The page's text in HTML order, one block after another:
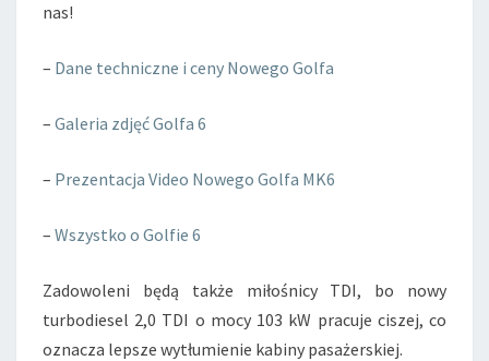
nas!
– Dane techniczne i ceny Nowego Golfa
– Galeria zdjęć Golfa 6
– Prezentacja Video Nowego Golfa MK6
– Wszystko o Golfie 6
Zadowoleni będą także miłośnicy TDI, bo nowy
turbodiesel 2,0 TDI o mocy 103 kW pracuje ciszej, co
oznacza lepsze wytłumienie kabiny pasażerskiej.